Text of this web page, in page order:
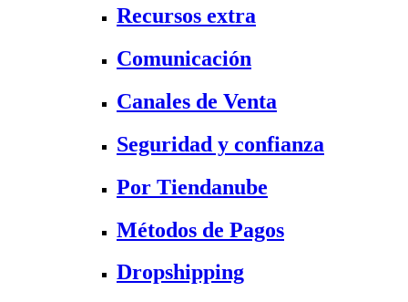
Recursos extra
Comunicación
Canales de Venta
Seguridad y confianza
Por Tiendanube
Métodos de Pagos
Dropshipping